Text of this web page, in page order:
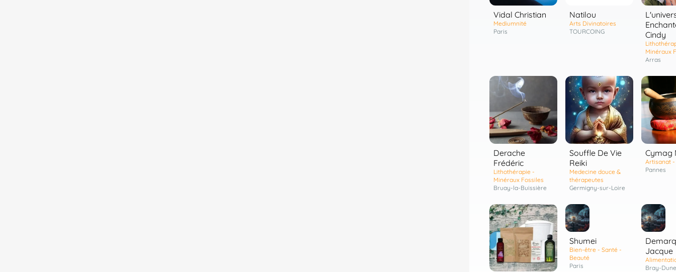
Vidal Christian
Mediumnité
Paris
Natilou
Arts Divinatoires
TOURCOING
Cindy
Minéraux
Arras
Derache
Frédéric
Lithothérapie -
Minéraux Fossiles
Bruay-la-Buissière
Souffle De Vie
Reiki
Medecine douce &
thérapeutes
Germigny-sur-Loire
Cymag
Artisanat -
Pannes
Shumei
Bien-être - Santé -
Beauté
Paris
Jacque
Bray-